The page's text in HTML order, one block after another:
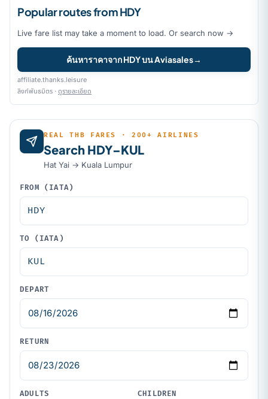
Popular routes from HDY
Live fare list may take a moment to load. Or search now →
ค้นหาราคาจาก HDY บน Aviasales→
affiliate.thanks.leisure
ลิงก์พันธมิตร · ดูรายละเอียด
REAL THB FARES · 200+ AIRLINES
Search HDY–KUL
Hat Yai → Kuala Lumpur
FROM (IATA)
TO (IATA)
DEPART
RETURN
ADULTS CHILDREN